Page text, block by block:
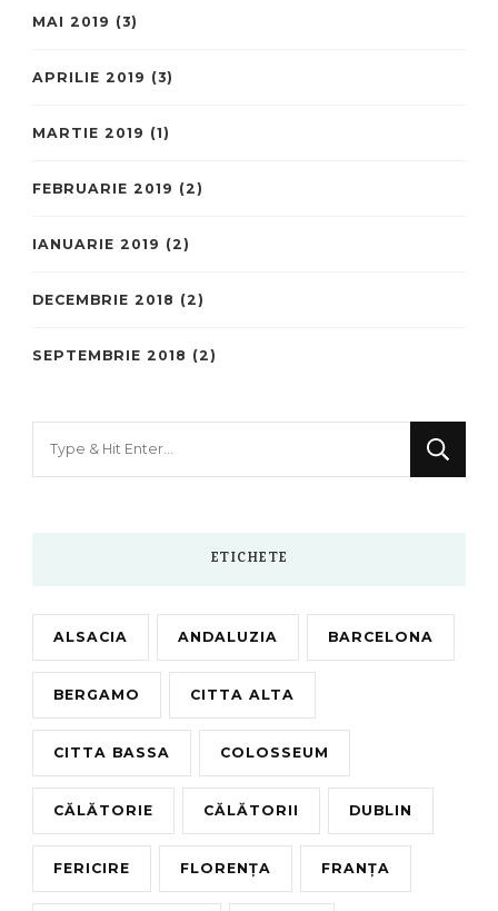
MAI 2019 (3)
APRILIE 2019 (3)
MARTIE 2019 (1)
FEBRUARIE 2019 (2)
IANUARIE 2019 (2)
DECEMBRIE 2018 (2)
SEPTEMBRIE 2018 (2)
ETICHETE
ALSACIA ANDALUZIA BARCELONA
BERGAMO CITTA ALTA
CITTA BASSA COLOSSEUM
CĂLĂTORIE CĂLĂTORII DUBLIN
FERICIRE FLORENȚA FRANȚA